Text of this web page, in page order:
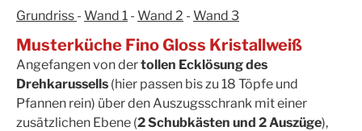
Grundriss - Wand 1 - Wand 2 - Wand 3
Musterküche Fino Gloss Kristallweiß
Angefangen von dertollen Ecklösung des
Drehkarussells (hier passen bis zu 18 Töpfe und
Pfannen rein) über den Auszugsschrank mit einer
zusätzlichen Ebene (2 Schubkästen und 2 Auszüge),